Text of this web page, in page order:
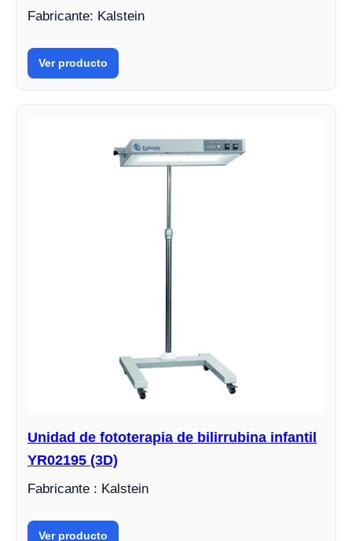
Fabricante: Kalstein
Ver producto
Unidad de fototerapia de bilirrubina infantil
YR02195 (3D)
Fabricante : Kalstein
Ver producto